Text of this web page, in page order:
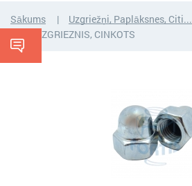
Sākums Uzgriežņi, Paplāksnes, Citi...
KAUSUZGRIEZNIS, CINKOTS